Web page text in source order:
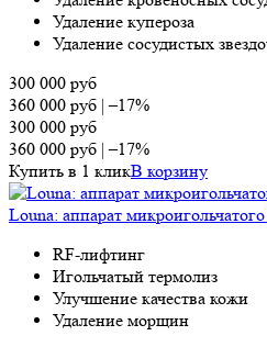
Удаление купероза
Удаление сосудистых
300 000 руб
360 000 руб |–17%
300 000 руб
360 000 руб |–17%
Купить в 1 кликВ корзину
Louna: аппарат
RF-лифтинг
Игольчатый термолиз
Улучшение качества кожи
Удаление морщин